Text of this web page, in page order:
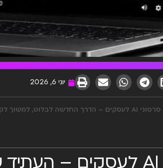
יוני 6, 2026
סרטוני AI לעסקים – הדרך החדשה לבלוט, למשוך לקוחות ולהגדיל מכירות